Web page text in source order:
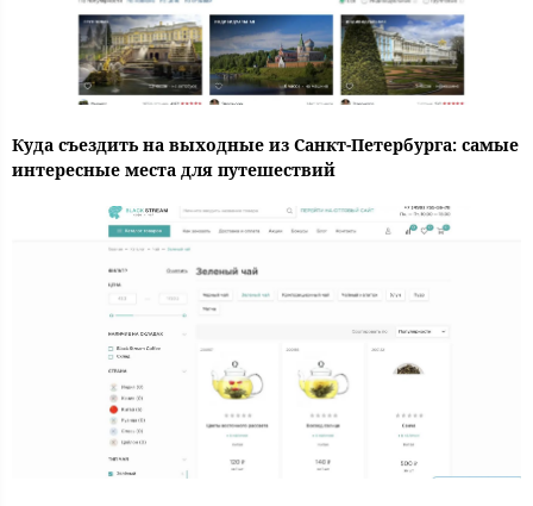
Куда съездить на выходные из Санкт-Петербурга: самые
интересные места для путешествий